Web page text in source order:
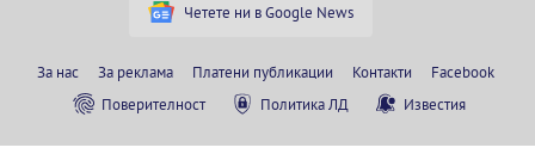
Четете ни в Google News
За нас За реклама Платени публикации Контакти
Facebook
Поверителност
Политика ЛД Известия